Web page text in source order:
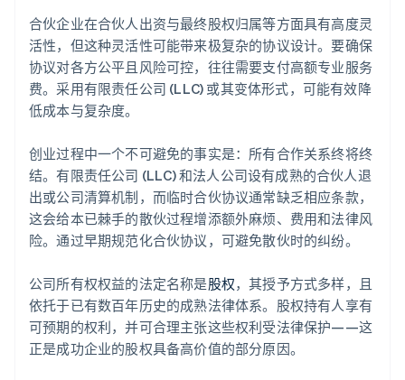
合伙企业在合伙人出资与最终股权归属等方面具有高度灵
活性，但这种灵活性可能带来极复杂的协议设计。要确保
协议对各方公平且风险可控，往往需要支付高额专业服务
费。采用有限责任公司 (LLC) 或其变体形式，可能有效降
低成本与复杂度。
创业过程中一个不可避免的事实是：所有合作关系终将终
结。有限责任公司 (LLC) 和法人公司设有成熟的合伙人退
出或公司清算机制，而临时合伙协议通常缺乏相应条款，
这会给本已棘手的散伙过程增添额外麻烦、费用和法律风
险。通过早期规范化合伙协议，可避免散伙时的纠纷。
公司所有权权益的法定名称是股权，其授予方式多样，且
依托于已有数百年历史的成熟法律体系。股权持有人享有
可预期的权利，并可合理主张这些权利受法律保护——这
正是成功企业的股权具备高价值的部分原因。